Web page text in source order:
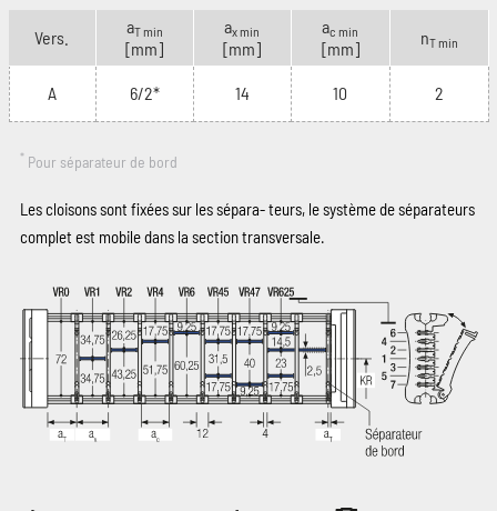
Vers.
aT min
[mm]
ax min
[mm]
ac min
[mm]
nT min
A 6/2* 14 10 2
* Pour séparateur de bord
Les cloisons sont fixées sur les sépara‑ teurs, le système de séparateurs
complet est mobile dans la section transversale.